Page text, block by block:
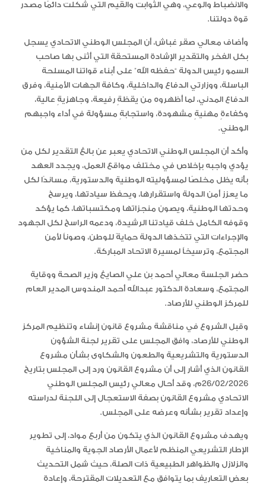
والانضباط والوعي، وهي الثوابت والقيم التي شكلت دائمًا مصدر
قوة دولتنا.
وأضاف معالي صقر غباش، أن المجلس الوطني الاتحادي يسجل
بكل الفخر والتقدير الإشادة المستحقة التي أثنى بها صاحب
السمو رئيس الدولة “حفظه الله” على أبناء قواتنا المسلحة
الباسلة، ووزارتي الدفاع والداخلية، وكافة الجهات الأمنية، وفرق
الدفاع المدني، لما أظهروه من يقظةٍ رفيعة، وجاهزيةٍ عالية،
وكفاءةٍ مهنيةٍ مشهودة، واستجابةٍ مسؤولة في أداء واجبهم
الوطني.
وأكد أن المجلس الوطني الاتحادي يعبر عن بالغ التقدير لكل من
يؤدي واجبه بإخلاص في مختلف مواقع العمل، ويجدد العهد
بأنه يظل مخلصًا لمسؤوليته الوطنية والدستورية، مساندًا لكل
ما يعزز أمن الدولة واستقرارها، ويحفظ سيادتها، ويرسخ
وحدتها الوطنية، ويصون منجزاتها ومكتسباتها، كما يؤكد
وقوفه الكامل خلف قيادتنا الرشيدة، ودعمه الراسخ لكل الجهود
والإجراءات التي تتخذها الدولة حمايةً للوطن، وصوناً لأمن
المجتمع، وترسيخاً لمسيرة الاتحاد المباركة.
حضر الجلسة معالي أحمد بن علي الصايغ وزير الصحة ووقاية
المجتمع، وسعادة الدكتور عبدالله أحمد المندوس المدير العام
للمركز الوطني للأرصاد.
وقبل الشروع في مناقشة مشروع قانون إنشاء وتنظيم المركز
الوطني للأرصاد، وافق المجلس على تقرير لجنة الشؤون
الدستورية والتشريعية والطعون والشكاوى بشأن مشروع
القانون الذي أشار إلى أن مشروع القانون ورد إلى المجلس بتاريخ
26/02/2026م، وقد أحال معالي رئيس المجلس الوطني
الاتحادي مشروع القانون بصفة الاستعجال إلى اللجنة لدراسته
وإعداد تقرير بشأنه وعرضه على المجلس.
ويهدف مشروع القانون الذي يتكون من أربع مواد، إلى تطوير
الإطار التشريعي المنظم لأعمال الأرصاد الجوية والمناخية
والزلازل والظواهر الطبيعية ذات الصلة، حيث شمل التحديث
بعض التعاريف بما يتوافق مع التعديلات المقترحة، وإعادة